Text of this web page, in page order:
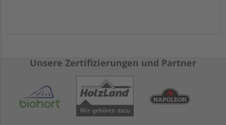
Unsere Zertifizierungen und Partner